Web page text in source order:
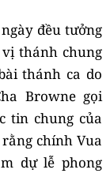
đều tưởng
thánh chung
thánh ca do
Browne gọi
tin chung của
chính Vua
dự lễ phong